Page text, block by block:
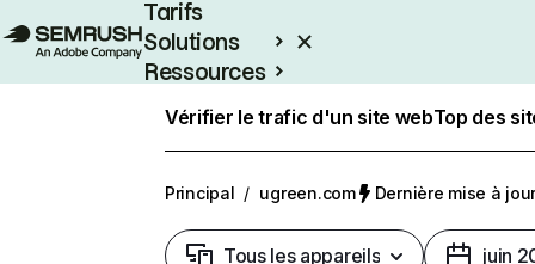
Tarifs
Solutions
Ressources
Vérifier le trafic d'un site webTop des
Principal / ugreen.com Dernière mise à
Tous les appareils juin